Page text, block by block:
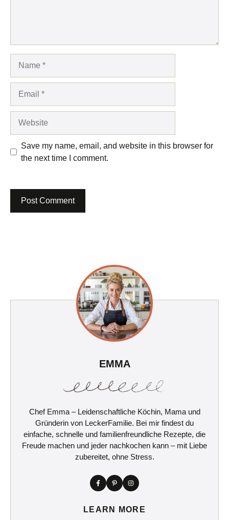
Save my name, email, and website in this browser for
the next time I comment.
EMMA
Chef Emma – Leidenschaftliche Köchin, Mama und
Gründerin von LeckerFamilie. Bei mir findest du
einfache, schnelle und familienfreundliche Rezepte, die
Freude machen und jeder nachkochen kann – mit Liebe
zubereitet, ohne Stress.
LEARN MORE